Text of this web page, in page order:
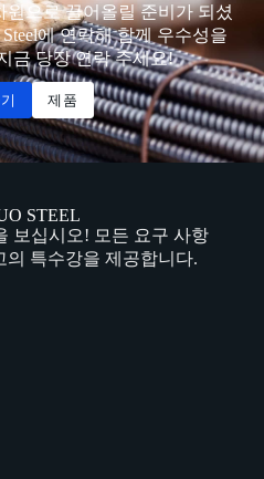
으로 끌어올릴 준비가 되셨
에 연락해 함께 우수성을
금 당장 연락 주세요!
제품
STEEL
보십시오! 모든 요구 사항
의 특수강을 제공합니다.